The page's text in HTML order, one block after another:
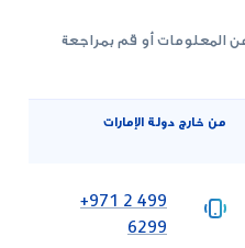
المعلومات أو قم بمراجعة
من خارج دولة الإمارات
‎+971 2 499
6299